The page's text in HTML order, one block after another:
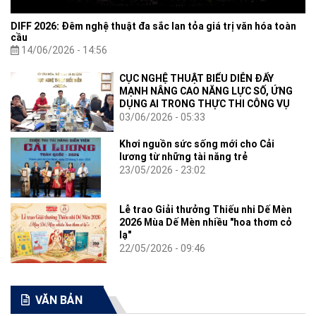
DIFF 2026: Đêm nghệ thuật đa sắc lan tỏa giá trị văn hóa toàn
cầu
14/06/2026 - 14:56
CỤC NGHỆ THUẬT BIỂU DIỄN ĐẨY
MẠNH NÂNG CAO NĂNG LỰC SỐ, ỨNG
DỤNG AI TRONG THỰC THI CÔNG VỤ
03/06/2026 - 05:33
Khơi nguồn sức sống mới cho Cải
lương từ những tài năng trẻ
23/05/2026 - 23:02
Lễ trao Giải thưởng Thiếu nhi Dế Mèn
2026 Mùa Dế Mèn nhiều "hoa thơm cỏ
lạ"
22/05/2026 - 09:46
VĂN BẢN